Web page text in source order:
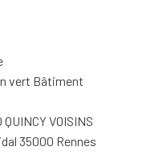
vert Bâtiment
VOISINS
35000 Rennes